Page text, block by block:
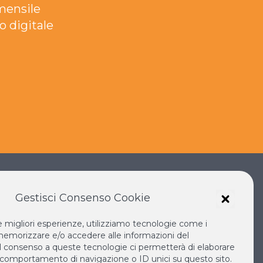
digitale
SOKA
IL NUOVO RINASCIMENTO
IL VOLO CONTINUO
LA BIBLIOTECA DI NICHIREN
Gestisci Consenso Cookie
migliori esperienze, utilizziamo tecnologie come i
e/o accedere alle informazioni del
consenso a queste tecnologie ci permetterà di elaborare
di navigazione o ID unici su questo sito.